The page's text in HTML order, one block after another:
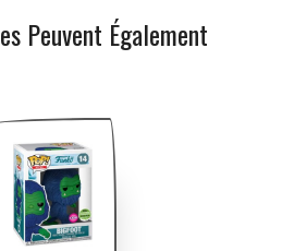
Peuvent Également